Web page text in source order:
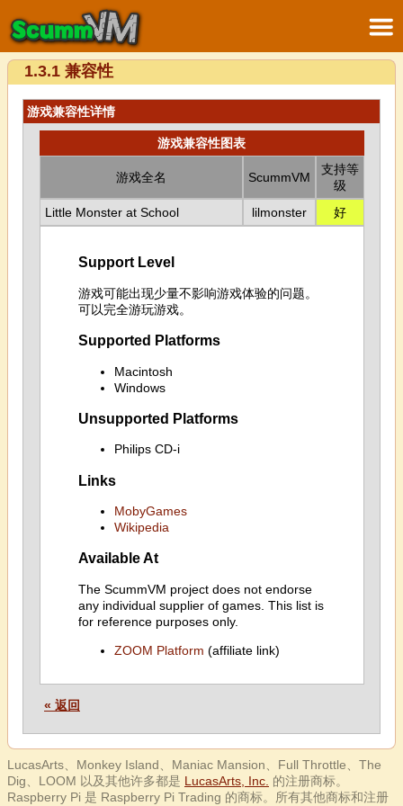
1.3.1 兼容性
游戏兼容性详情
游戏兼容性图表
游戏全名 ScummVM
支持等
级
Little Monster at School
lilmonster 好
Support Level
游戏可能出现少量不影响游戏体验的问题。
可以完全游玩游戏。
Supported Platforms
Macintosh
Windows
Unsupported Platforms
Philips CD-i
Links
MobyGames
Wikipedia
Available At
The ScummVM project does not endorse
any individual supplier of games. This list is
for reference purposes only.
ZOOM Platform (affiliate link)
« 返回
LucasArts、Monkey Island、Maniac Mansion、Full Throttle、The
Dig、LOOM 以及其他许多都是 LucasArts, Inc. 的注册商标。
Raspberry Pi 是 Raspberry Pi Trading 的商标。所有其他商标和注册